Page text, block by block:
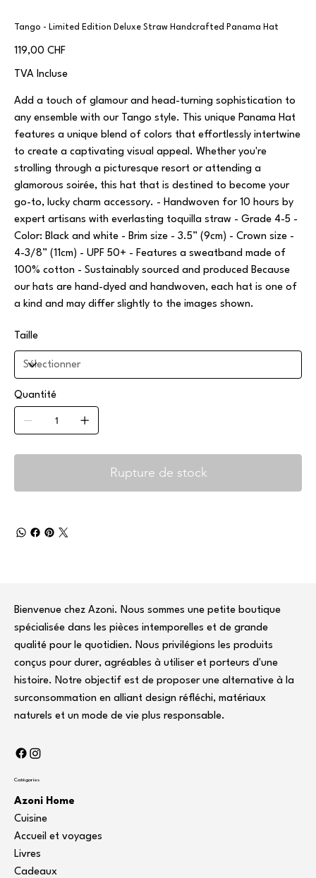
Tango - Limited Edition Deluxe Straw Handcrafted Panama Hat
Prix
119,00 CHF
TVA Incluse
Add a touch of glamour and head-turning sophistication to
any ensemble with our Tango style. This unique Panama Hat
features a unique blend of colors that effortlessly intertwine
to create a captivating visual appeal. Whether you're
strolling through a picturesque resort or attending a
glamorous soirée, this hat that is destined to become your
go-to, lucky charm accessory. - Handwoven for 10 hours by
expert artisans with everlasting toquilla straw - Grade 4-5 -
Color: Black and white - Brim size - 3.5” (9cm) - Crown size -
4-3/8” (11cm) - UPF 50+ - Features a sweatband made of
100% cotton - Sustainably sourced and produced Because
our hats are hand-dyed and handwoven, each hat is one of
a kind and may differ slightly to the images shown.
Taille
Quantité
Rupture de stock
Bienvenue chez Azoni. Nous sommes une petite boutique
spécialisée dans les pièces intemporelles et de grande
qualité pour le quotidien. Nous privilégions les produits
conçus pour durer, agréables à utiliser et porteurs d'une
histoire. Notre objectif est de proposer une alternative à la
surconsommation en alliant design réfléchi, matériaux
naturels et un mode de vie plus responsable.
Catégories
Azoni Home
Cuisine
Accueil et voyages
Livres
Cadeaux